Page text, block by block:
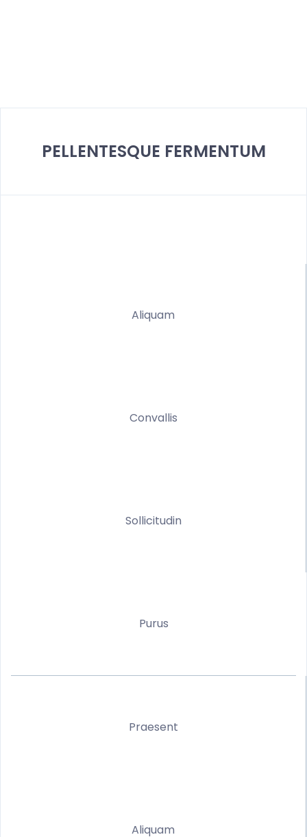
PELLENTESQUE FERMENTUM
Aliquam
Convallis
Sollicitudin
Purus
Praesent
Aliquam